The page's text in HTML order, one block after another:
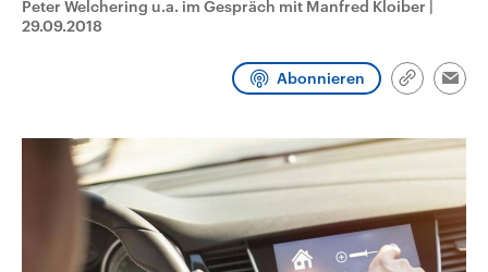
und Kandidaten der anstehenden
Wahl.
Peter Welchering u.a. im Gespräch mit Manfred Kloiber |
29.09.2018
Abonnieren
Link